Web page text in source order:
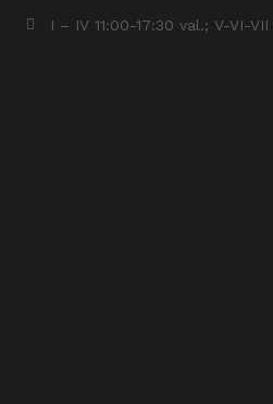
I – IV 11:00-17:30 val.; V-VI-